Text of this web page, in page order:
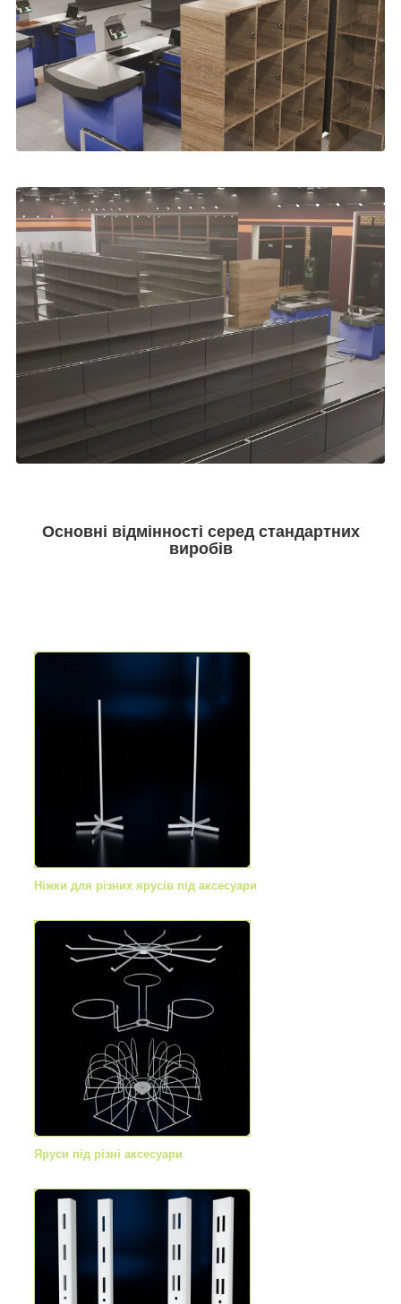
Основні відмінності серед стандартних
виробів
Ніжки для різних ярусів під аксесуари
Яруси під різні аксесуари